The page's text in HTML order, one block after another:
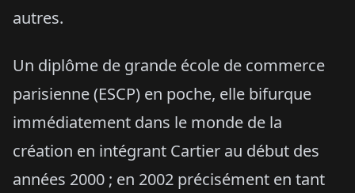
autres.
Un diplôme de grande école de commerce
parisienne (ESCP) en poche, elle bifurque
immédiatement dans le monde de la
création en intégrant Cartier au début des
années 2000 ; en 2002 précisément en tant